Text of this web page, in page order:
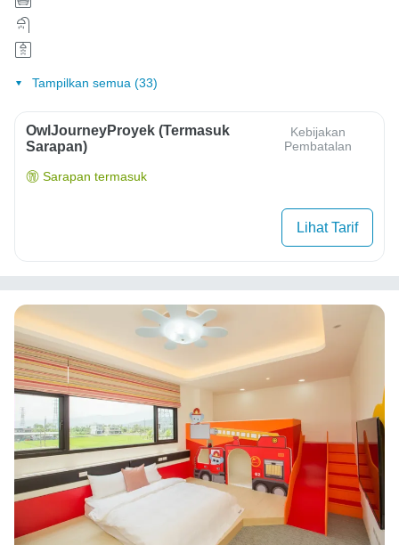
Tampilkan semua (33)
OwlJourneyProyek (Termasuk
Sarapan)
Kebijakan
Pembatalan
Sarapan termasuk
Lihat Tarif